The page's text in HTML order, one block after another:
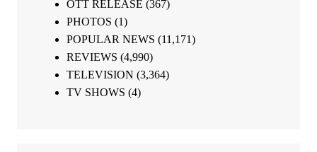
OTT RELEASE (367)
PHOTOS (1)
POPULAR NEWS (11,171)
REVIEWS (4,990)
TELEVISION (3,364)
TV SHOWS (4)